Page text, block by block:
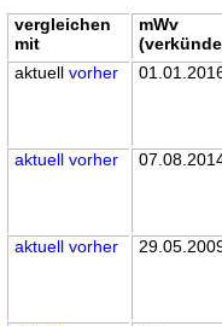
vergleichen
mit
mWv
aktuellvorher
aktuell vorher
aktuell vorher